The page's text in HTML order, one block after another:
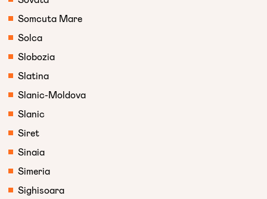
Somcuta Mare
Solca
Slobozia
Slatina
Slanic-Moldova
Slanic
Siret
Sinaia
Simeria
Sighisoara